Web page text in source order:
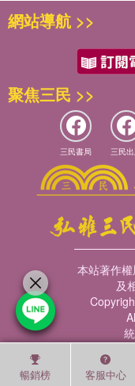
暢銷榜 客服中心
網站導航 >>
聚焦三民 >>
三民書局 三民
本站著作
及